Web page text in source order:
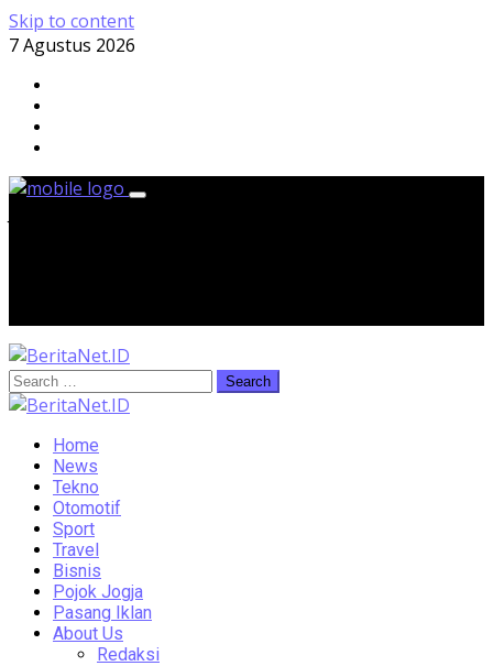
Skip to content
7 Agustus 2026
Home
News
Tekno
Otomotif
Sport
Travel
Bisnis
Pojok Jogja
Pasang Iklan
About Us
Redaksi